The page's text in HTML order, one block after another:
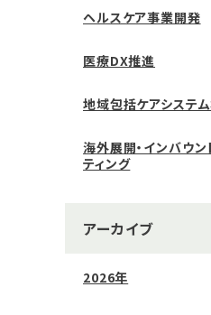
ヘルスケア事業開発
医療DX推進
地域包括ケアシステ
海外展開・インバウ
ティング
アーカイブ
2026年